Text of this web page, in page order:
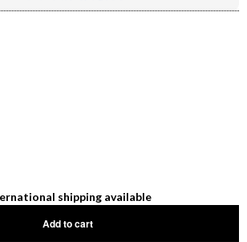
shipping available
Add to cart